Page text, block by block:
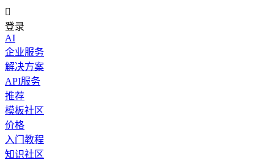

登录
AI
企业服务
解决方案
API服务
推荐
模板社区
价格
入门教程
知识社区